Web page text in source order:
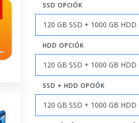
SSD OPCIÓK
HDD OPCIÓK
SSD + HDD OPCIÓK